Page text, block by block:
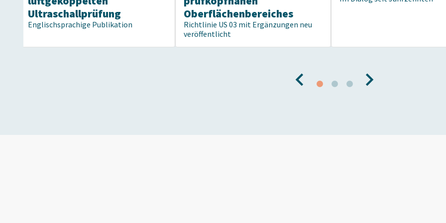
Ultraschallprüfung
Englischsprachige Publikation
Oberflächenbereiches
Richtlinie US 03 mit Ergänzungen neu
veröffentlicht